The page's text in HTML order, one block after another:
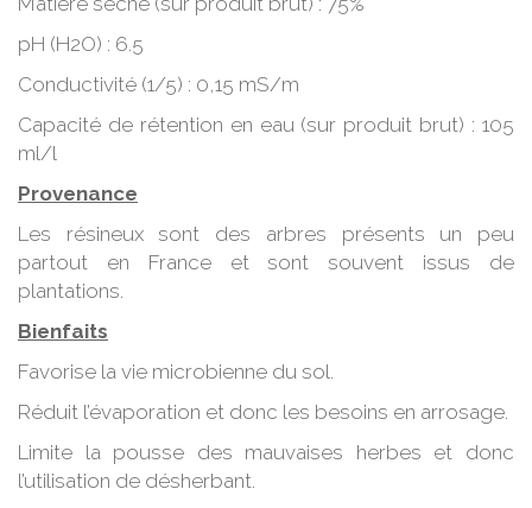
pH (H2O) : 6.5
Conductivité (1/5) : 0,15 mS/m
Capacité de rétention en eau (sur produit brut) : 105
ml/l
Provenance
Les résineux sont des arbres présents un peu
partout en France et sont souvent issus de
plantations.
Bienfaits
Favorise la vie microbienne du sol.
Réduit l’évaporation et donc les besoins en arrosage.
Limite la pousse des mauvaises herbes et donc
l’utilisation de désherbant.